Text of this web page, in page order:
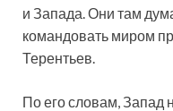
и Запада. Они там
командовать миром
Терентьев.
По его словам, Запад